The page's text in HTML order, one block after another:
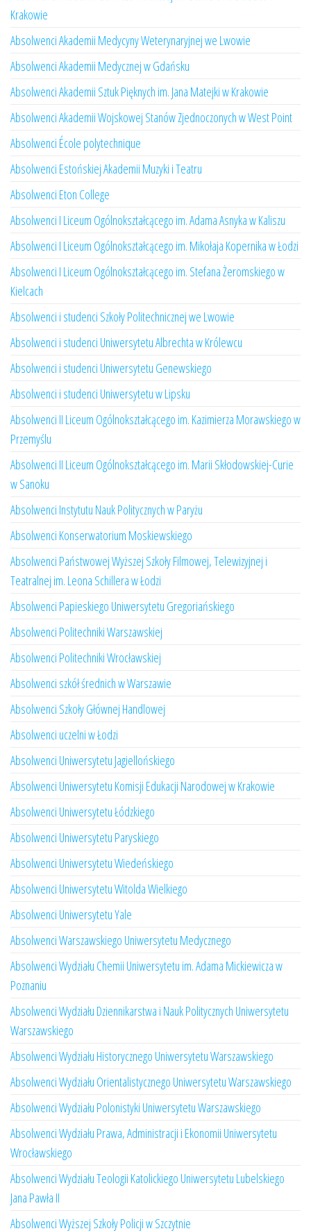
Krakowie
Absolwenci Akademii Medycyny Weterynaryjnej we Lwowie
Absolwenci Akademii Medycznej w Gdańsku
Absolwenci Akademii Sztuk Pięknych im. Jana Matejki w Krakowie
Absolwenci Akademii Wojskowej Stanów Zjednoczonych w West Point
Absolwenci École polytechnique
Absolwenci Estońskiej Akademii Muzyki i Teatru
Absolwenci Eton College
Absolwenci I Liceum Ogólnokształcącego im. Adama Asnyka w Kaliszu
Absolwenci I Liceum Ogólnokształcącego im. Mikołaja Kopernika w Łodzi
Absolwenci I Liceum Ogólnokształcącego im. Stefana Żeromskiego w
Kielcach
Absolwenci i studenci Szkoły Politechnicznej we Lwowie
Absolwenci i studenci Uniwersytetu Albrechta w Królewcu
Absolwenci i studenci Uniwersytetu Genewskiego
Absolwenci i studenci Uniwersytetu w Lipsku
Absolwenci II Liceum Ogólnokształcącego im. Kazimierza Morawskiego w
Przemyślu
Absolwenci II Liceum Ogólnokształcącego im. Marii Skłodowskiej-Curie
w Sanoku
Absolwenci Instytutu Nauk Politycznych w Paryżu
Absolwenci Konserwatorium Moskiewskiego
Absolwenci Państwowej Wyższej Szkoły Filmowej, Telewizyjnej i
Teatralnej im. Leona Schillera w Łodzi
Absolwenci Papieskiego Uniwersytetu Gregoriańskiego
Absolwenci Politechniki Warszawskiej
Absolwenci Politechniki Wrocławskiej
Absolwenci szkół średnich w Warszawie
Absolwenci Szkoły Głównej Handlowej
Absolwenci uczelni w Łodzi
Absolwenci Uniwersytetu Jagiellońskiego
Absolwenci Uniwersytetu Komisji Edukacji Narodowej w Krakowie
Absolwenci Uniwersytetu Łódzkiego
Absolwenci Uniwersytetu Paryskiego
Absolwenci Uniwersytetu Wiedeńskiego
Absolwenci Uniwersytetu Witolda Wielkiego
Absolwenci Uniwersytetu Yale
Absolwenci Warszawskiego Uniwersytetu Medycznego
Absolwenci Wydziału Chemii Uniwersytetu im. Adama Mickiewicza w
Poznaniu
Absolwenci Wydziału Dziennikarstwa i Nauk Politycznych Uniwersytetu
Warszawskiego
Absolwenci Wydziału Historycznego Uniwersytetu Warszawskiego
Absolwenci Wydziału Orientalistycznego Uniwersytetu Warszawskiego
Absolwenci Wydziału Polonistyki Uniwersytetu Warszawskiego
Absolwenci Wydziału Prawa, Administracji i Ekonomii Uniwersytetu
Wrocławskiego
Absolwenci Wydziału Teologii Katolickiego Uniwersytetu Lubelskiego
Jana Pawła II
Absolwenci Wyższej Szkoły Policji w Szczytnie